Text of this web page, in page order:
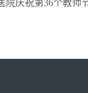
庆祝第36个教师